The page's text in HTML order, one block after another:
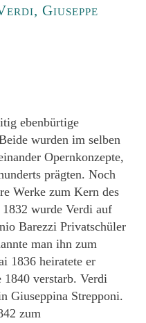
Giuseppe
ebenbürtige
wurden im selben
Opernkonzepte,
prägten. Noch
Werke zum Kern des
1832 wurde Verdi auf
Barezzi Privatschüler
man ihn zum
1836 heiratete er
verstarb. Verdi
Giuseppina Strepponi.
zum